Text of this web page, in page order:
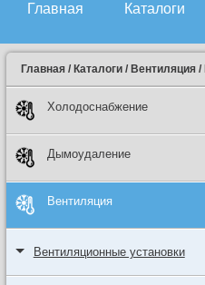
Главная Каталоги
Главная / Каталоги / Вентиляция /
Холодоснабжение
Дымоудаление
Вентиляция
Вентиляционные установки